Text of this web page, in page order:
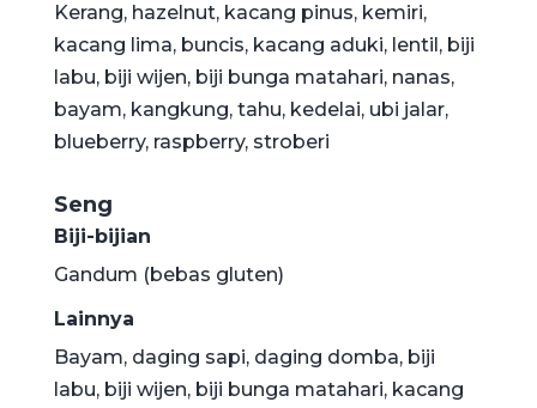
Kerang, hazelnut, kacang pinus, kemiri,
kacang lima, buncis, kacang aduki, lentil, biji
labu, biji wijen, biji bunga matahari, nanas,
bayam, kangkung, tahu, kedelai, ubi jalar,
blueberry, raspberry, stroberi
Seng
Biji-bijian
Gandum (bebas gluten)
Lainnya
Bayam, daging sapi, daging domba, biji
labu, biji wijen, biji bunga matahari, kacang